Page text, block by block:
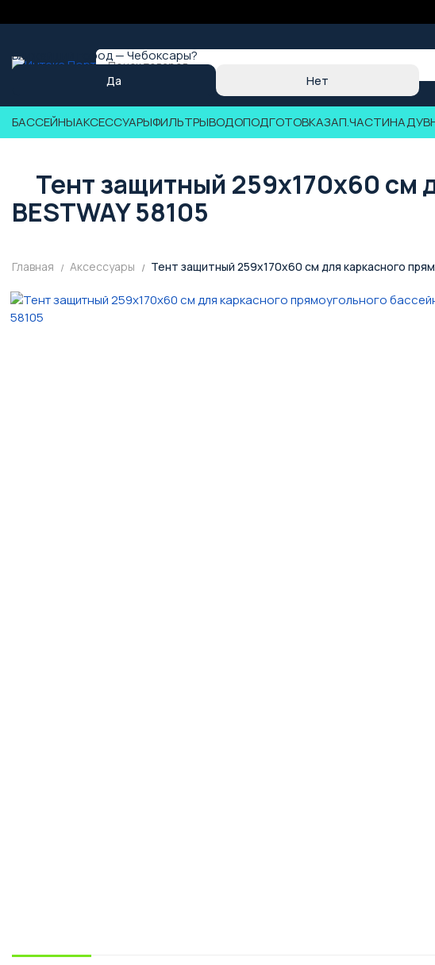
Ближайший город —Чебоксары?
БАССЕЙНЫАКСЕССУАРЫФИЛЬТРЫВОДОПОДГОТОВКАЗАП.ЧАСТИ
Тент защитный 259x170x60 см
BESTWAY 58105
Главная Аксессуары Тент защитный 259x170x60 см для каркасного